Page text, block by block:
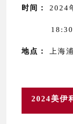
时间： 2024
18:30-
地点： 上海
2024美伊